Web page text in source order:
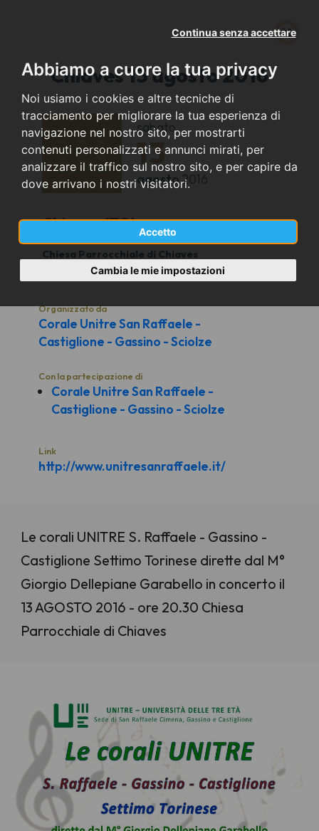
Abbiamo a cuore la tua privacy
Noi usiamo i cookies e altre tecniche di
tracciamento per migliorare la tua esperienza di
navigazione nel nostro sito, per mostrarti
contenuti personalizzati e annunci mirati, per
analizzare il traffico sul nostro sito, e per capire da
dove arrivano i nostri visitatori.
Accetto
Continua senza accettare
Cambia le mie impostazioni
Chiaves 13 agosto 2016
sabato
13
agosto2016
Chiaves (TO)
Chiesa Parrocchiale di Chiaves
Organizzato da
Corale Unitre San Raffaele -
Castiglione - Gassino - Sciolze
Con la partecipazione di
Corale Unitre San Raffaele -
Castiglione - Gassino - Sciolze
Link
http://www.unitresanraffaele.it/
Le corali UNITRE S. Raffaele - Gassino -
Castiglione Settimo Torinese dirette dal M°
Giorgio Dellepiane Garabello in concerto il
13 AGOSTO 2016 - ore 20.30 Chiesa
Parrocchiale di Chiaves